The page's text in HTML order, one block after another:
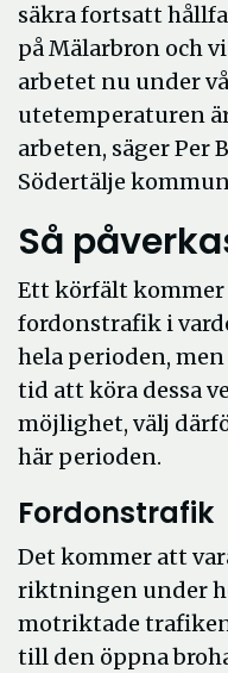
säkra fortsatt
på Mälarbron och
arbetet nu under
utetemperaturen
arbeten, säger Per
Södertälje
Så
Ett körfält kommer
fordonstrafik i
hela perioden,
tid att köra dessa
möjlighet, välj
här perioden.
Fordonstrafik
Det kommer att
riktningen under
motriktade
till den öppna